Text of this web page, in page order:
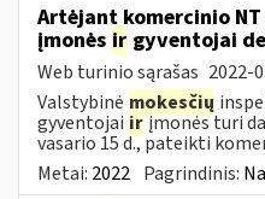
Artėjant komercinio
įmonės ir gyventojai
Web turinio sąrašas 2022-
Valstybinė mokesčių
gyventojai irįmonės turi
vasario 15 d., pateikti
Metai: 2022 Pagrindinis: